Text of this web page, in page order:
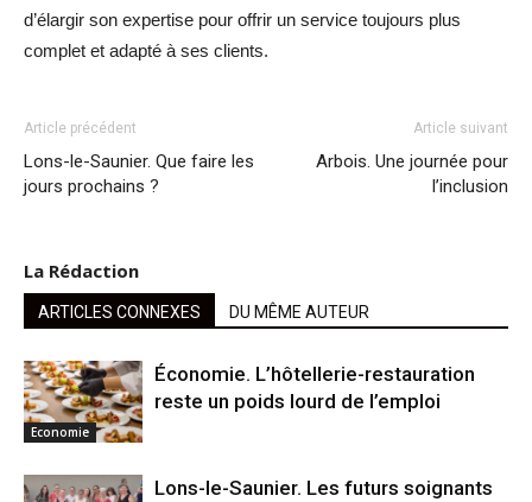
d’élargir son expertise pour offrir un service toujours plus
complet et adapté à ses clients.
Article précédent
Lons-le-Saunier. Que faire les
jours prochains ?
Article suivant
Arbois. Une journée pour
l’inclusion
La Rédaction
ARTICLES CONNEXES DU MÊME AUTEUR
Economie
Économie. L’hôtellerie-restauration
reste un poids lourd de l’emploi
Lons-le-Saunier. Les futurs soignants